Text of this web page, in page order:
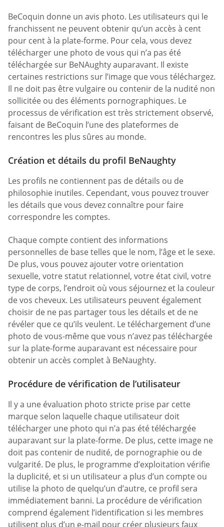
BeCoquin donne un avis photo. Les utilisateurs qui le
franchissent ne peuvent obtenir qu’un accès à cent
pour cent à la plate-forme. Pour cela, vous devez
télécharger une photo de vous qui n’a pas été
téléchargée sur BeNAughty auparavant. Il existe
certaines restrictions sur l’image que vous téléchargez.
Il ne doit pas être vulgaire ou contenir de la nudité non
sollicitée ou des éléments pornographiques. Le
processus de vérification est très strictement observé,
faisant de BeCoquin l’une des plateformes de
rencontres les plus sûres au monde.
Création et détails du profil BeNaughty
Les profils ne contiennent pas de détails ou de
philosophie inutiles. Cependant, vous pouvez trouver
les détails que vous devez connaître pour faire
correspondre les comptes.
Chaque compte contient des informations
personnelles de base telles que le nom, l’âge et le sexe.
De plus, vous pouvez ajouter votre orientation
sexuelle, votre statut relationnel, votre état civil, votre
type de corps, l’endroit où vous séjournez et la couleur
de vos cheveux. Les utilisateurs peuvent également
choisir de ne pas partager tous les détails et de ne
révéler que ce qu’ils veulent. Le téléchargement d’une
photo de vous-même que vous n’avez pas téléchargée
sur la plate-forme auparavant est nécessaire pour
obtenir un accès complet à BeNaughty.
Procédure de vérification de l’utilisateur
Il y a une évaluation photo stricte prise par cette
marque selon laquelle chaque utilisateur doit
télécharger une photo qui n’a pas été téléchargée
auparavant sur la plate-forme. De plus, cette image ne
doit pas contenir de nudité, de pornographie ou de
vulgarité. De plus, le programme d’exploitation vérifie
la duplicité, et si un utilisateur a plus d’un compte ou
utilise la photo de quelqu’un d’autre, ce profil sera
immédiatement banni. La procédure de vérification
comprend également l’identification si les membres
utilisent plus d’un e-mail pour créer plusieurs faux